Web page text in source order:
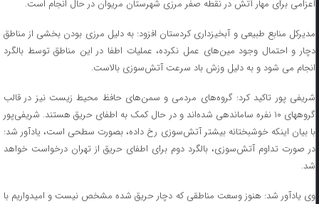
اعزامی برای مهار آتش در نقطه صفر مرزی شهرستان مریوان در حال انجام است.
مدیرکل منابع طبیعی و آبخیزداری کردستان افزود: به دلیل مرزی بودن بخشی از مناطق
دچار و احتمال وجود مین‌های عمل نکرده، عملیات اطفا در این مناطق توسط بالگرد
انجام می شود و به دلیل وزش باد سرعت آتش‌سوزی بالاست.
شریفی پور تاکید کرد: گروه‌های مردمی و سمن‌های حافظ محیط زیست نیز در قالب
گروههای ۱۰ نفره ساماندهی شده‌اند و در حال کمک به اطفای حریق هستند. شریفی‌پور
با بیان اینکه خوشبختانه بیشتر آتش‌سوزی رخ داده، بصورت سطحی است، یادآور شد:
در صورت تداوم آتش‌سوزی، بالگرد دوم برای اطفای حریق از تهران درخواست خواهد
شد.
وی یادآور شد: هنوز وسعت مناطقی که دچار حریق شده مشخص نیست و امیدواریم با